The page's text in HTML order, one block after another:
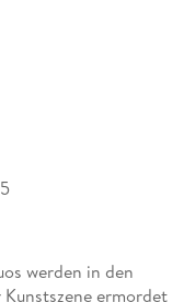
werden in den
ermordet